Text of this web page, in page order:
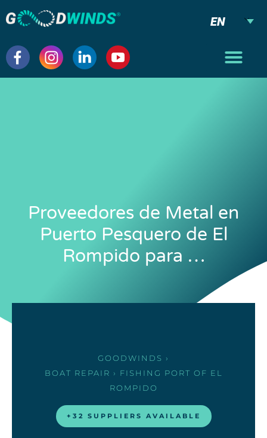
EN
Proveedores de Metal en
Puerto Pesquero de El
Rompido para …
GOODWINDS ›
BOAT REPAIR › FISHING PORT OF EL
ROMPIDO
+32 SUPPLIERS AVAILABLE